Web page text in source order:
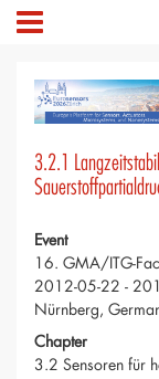
3.2.1
Event
16. GMA/ITG-
2012-05-22 -
Nürnberg,
Chapter
3.2 Sensoren für